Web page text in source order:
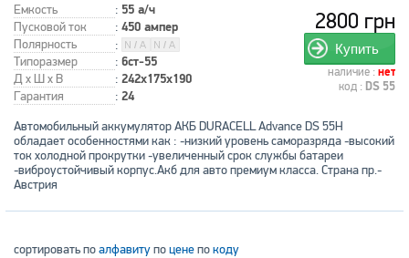
Емкость : 55 а/ч
Пусковой ток : 450 ампер
Полярность
:
Типоразмер
: 6ст-55
Д x Ш x В : 242x175x190
Гарантия : 24
2800 грн
Купить
наличие : нет
код : DS 55
Автомобильный аккумулятор АКБ DURACELL Advance DS 55H
обладает особенностями как : -низкий уровень саморазряда -высокий
ток холодной прокрутки -увеличенный срок службы батареи
-виброустойчивый корпус.Акб для авто премиум класса. Страна пр.-
Австрия
сортировать поалфавитупоценепокоду